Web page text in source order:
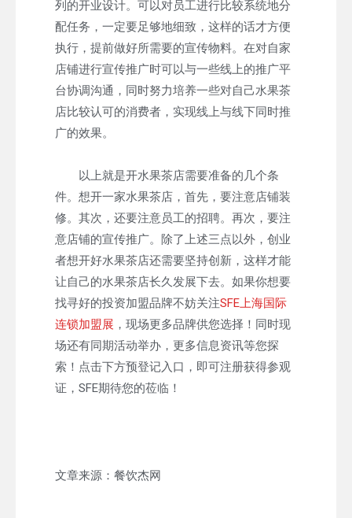
列的开业设计。可以对员工进行比较系统地分
配任务，一定要足够地细致，这样的话才方便
执行，提前做好所需要的宣传物料。在对自家
店铺进行宣传推广时可以与一些线上的推广平
台协调沟通，同时努力培养一些对自己水果茶
店比较认可的消费者，实现线上与线下同时推
广的效果。
以上就是开水果茶店需要准备的几个条
件。想开一家水果茶店，首先，要注意店铺装
修。其次，还要注意员工的招聘。再次，要注
意店铺的宣传推广。除了上述三点以外，创业
者想开好水果茶店还需要坚持创新，这样才能
让自己的水果茶店长久发展下去。如果你想要
找寻好的投资加盟品牌不妨关注SFE上海国际
连锁加盟展 ，现场更多品牌供您选择！同时现
场还有同期活动举办，更多信息资讯等您探
索！点击下方预登记入口，即可注册获得参观
证，SFE期待您的莅临！
文章来源：餐饮杰网